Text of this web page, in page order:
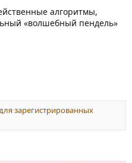
алгоритмы,
«волшебный пендель»
зарегистрированных